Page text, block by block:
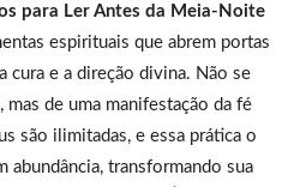
para Ler Antes da Meia-Noite
espirituais que abrem portas
cura e a direção divina. Não se
de uma manifestação da fé
são ilimitadas, e essa prática o
abundância, transformando sua